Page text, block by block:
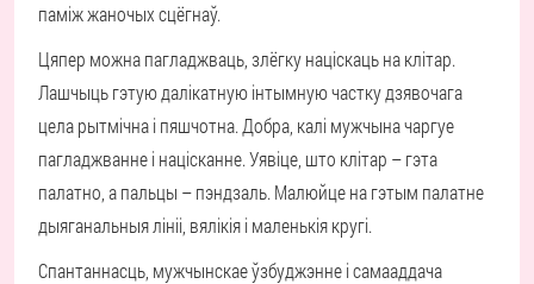
паміж жаночых сцёгнаў.
Цяпер можна пагладжваць, злёгку націскаць на клітар.
Лашчыць гэтую далікатную інтымную частку дзявочага
цела рытмічна і пяшчотна. Добра, калі мужчына чаргуе
пагладжванне і націсканне. Уявіце, што клітар – гэта
палатно, а пальцы – пэндзаль. Малюйце на гэтым палатне
дыяганальныя лініі, вялікія і маленькія кругі.
Спантаннасць, мужчынскае ўзбуджэнне і самааддача